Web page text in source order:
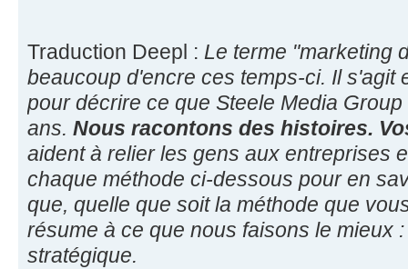
Traduction Deepl : Le terme "marketing
beaucoup d'encre ces temps-ci. Il s'agit
pour décrire ce que Steele Media
ans. Nous racontons des histoires.
aident à relier les gens aux entreprises
chaque méthode ci-dessous pour en
que, quelle que soit la méthode que
résume à ce que nous faisons le mieux
stratégique.